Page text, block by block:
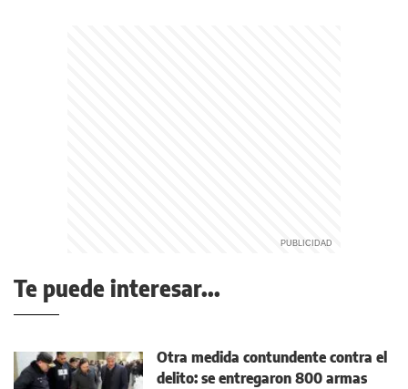
Te puede interesar...
Otra medida contundente contra el
delito: se entregaron 800 armas